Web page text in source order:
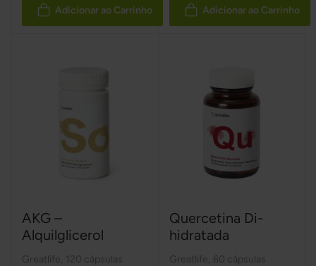
Adicionar ao Carrinho Adicionar ao Carrinho
AKG –
Alquilglicerol
Greatlife 120 cápsulas
Quercetina Di-
hidratada
Greatlife 60 cápsulas